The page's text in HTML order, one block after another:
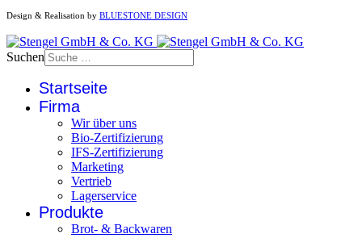
Design & Realisation by BLUESTONE DESIGN
Suchen
Startseite
Firma
Wir über uns
Bio-Zertifizierung
IFS-Zertifizierung
Marketing
Vertrieb
Lagerservice
Produkte
Brot- & Backwaren